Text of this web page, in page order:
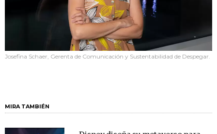
Josefina Schaer, Gerenta de Comunicación y Sustentabilidad de Despegar.
MIRA TAMBIÉN